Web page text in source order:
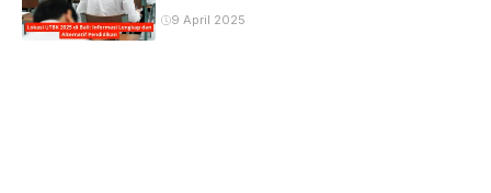
9 April 2025